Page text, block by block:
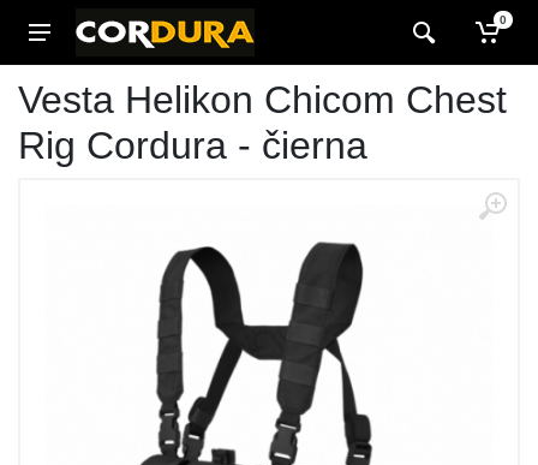
0
Vesta Helikon Chicom Chest
Rig Cordura - čierna